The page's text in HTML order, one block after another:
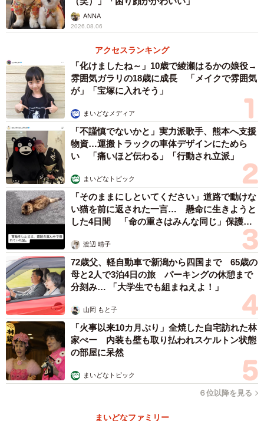
ANNA
2026.08.06
アクセスランキング
「化けましたね～」10歳で綾瀬はるかの娘役→
雰囲気ガラリの18歳に成長 「メイクで雰囲気
が」「宝塚に入れそう」
まいどなメディア
「不謹慎でないかと」実力派歌手、熊本へ支援
物資…運搬トラックの車体デザインにためら
い 「痛いほど伝わる」「行動され立派」
まいどなトピック
「そのままにしといてください」道路で動けな
い猫を前に返された一言… 懸命に生きようと
した4日間 「命の重さはみんな同じ」保護団
渡辺 晴子
72歳父、軽自動車で新潟から四国まで 65歳の
母と2人で3泊4日の旅 パーキングの休憩まで
分刻み… 「大学生でも組まねえよ！」
山岡 もと子
「火事以来10カ月ぶり」全焼した自宅訪れた林
家ぺー 内装も壁も取り払われスケルトン状態
の部屋に呆然
まいどなトピック
６位以降を見る
まいどなファミリー